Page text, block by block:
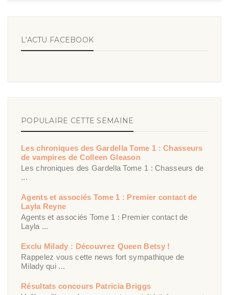
L'ACTU FACEBOOK
POPULAIRE CETTE SEMAINE
Les chroniques des Gardella Tome 1 : Chasseurs
de vampires de Colleen Gleason
Les chroniques des Gardella Tome 1 : Chasseurs de
...
Agents et associés Tome 1 : Premier contact de
Layla Reyne
Agents et associés Tome 1 : Premier contact de
Layla ...
Exclu Milady : Découvrez Queen Betsy !
Rappelez vous cette news fort sympathique de
Milady qui ...
Résultats concours Patricia Briggs